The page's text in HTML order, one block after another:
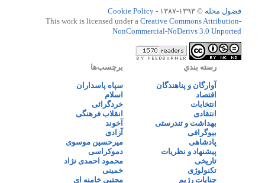
فضول محله © ۱۳۹۳-۱۳۸۷ -
Cookie Policy
This work is licensed under a Creative Commons Attribution-
NonCommercial-NoDerivs 3.0 Unported
رسته بندي
آوارگان و پناهندگان
اقتصاد
انتخابات
انتقادی
بهداشت و تندرستی
بیوگرافی
پادشاهی
پیشنهاد و نظریات
تاریخی
تکنولوژی
جنایات رژیم
برچسب‌ها
سپاه پاسداران
اسلام
خردگرائی
انقلاب فرهنگی
آخوند
آزادی
میرحسین موسوی
دموکراسی
محمود احمدی نژاد
خمینی
مجتبی خامنه ای